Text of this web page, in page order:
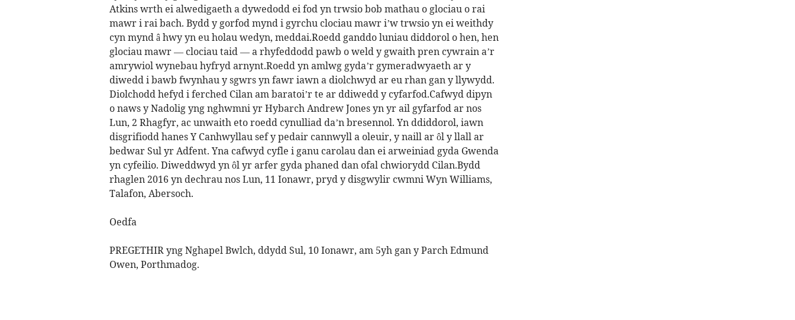
Atkins wrth ei alwedigaeth a dywedodd ei fod yn trwsio bob mathau o glociau o rai
mawr i rai bach. Bydd y gorfod mynd i gyrchu clociau mawr i’w trwsio yn ei weithdy
cyn mynd â hwy yn eu holau wedyn, meddai.Roedd ganddo luniau diddorol o hen, hen
glociau mawr — clociau taid — a rhyfeddodd pawb o weld y gwaith pren cywrain a’r
amrywiol wynebau hyfryd arnynt.Roedd yn amlwg gyda’r gymeradwyaeth ar y
diwedd i bawb fwynhau y sgwrs yn fawr iawn a diolchwyd ar eu rhan gan y llywydd.
Diolchodd hefyd i ferched Cilan am baratoi’r te ar ddiwedd y cyfarfod.Cafwyd dipyn
o naws y Nadolig yng nghwmni yr Hybarch Andrew Jones yn yr ail gyfarfod ar nos
Lun, 2 Rhagfyr, ac unwaith eto roedd cynulliad da’n bresennol. Yn ddiddorol, iawn
disgrifiodd hanes Y Canhwyllau sef y pedair cannwyll a oleuir, y naill ar ôl y llall ar
bedwar Sul yr Adfent. Yna cafwyd cyfle i ganu carolau dan ei arweiniad gyda Gwenda
yn cyfeilio. Diweddwyd yn ôl yr arfer gyda phaned dan ofal chwiorydd Cilan.Bydd
rhaglen 2016 yn dechrau nos Lun, 11 Ionawr, pryd y disgwylir cwmni Wyn Williams,
Talafon, Abersoch.
Oedfa
PREGETHIR yng Nghapel Bwlch, ddydd Sul, 10 Ionawr, am 5yh gan y Parch Edmund
Owen, Porthmadog.